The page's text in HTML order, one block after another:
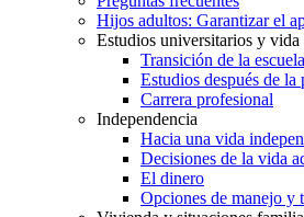
Hijos adultos: Garantizar el
Estudios universitarios y vida
Transición de la
Estudios después de la
Carrera profesional
Independencia
Hacia una vida
Decisiones de la vida
El dinero
Opciones de manejo y